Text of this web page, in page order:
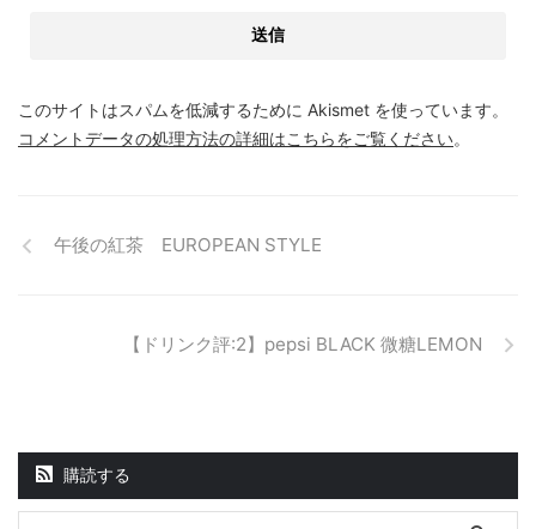
このサイトはスパムを低減するために Akismet を使っています。
コメントデータの処理方法の詳細はこちらをご覧ください。
午後の紅茶 EUROPEAN STYLE
【ドリンク評:2】pepsi BLACK 微糖LEMON
購読する